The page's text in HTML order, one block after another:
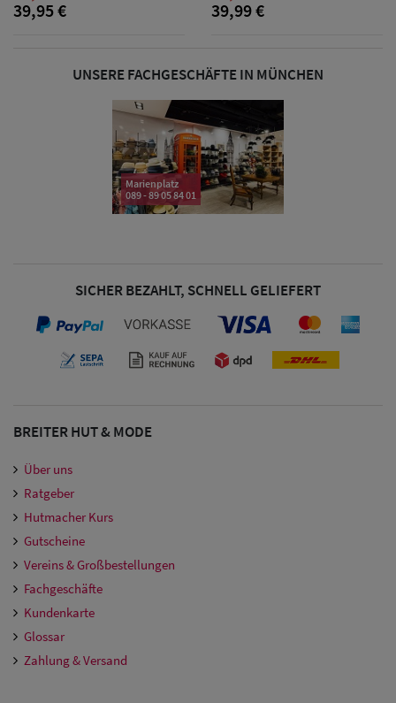
& Visoren
Damen Caps
Großgrößen
39,95 €
39,99 €
UNSERE FACHGESCHÄFTE IN MÜNCHEN
Marienplatz
089 - 89 05 84 01
SICHER BEZAHLT, SCHNELL GELIEFERT
BREITER HUT & MODE
Über uns
Ratgeber
Hutmacher Kurs
Gutscheine
Vereins & Großbestellungen
Fachgeschäfte
Kundenkarte
Glossar
Zahlung & Versand